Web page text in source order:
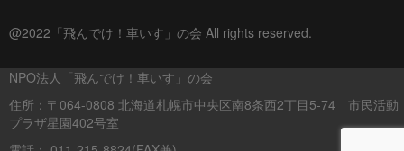
@2022「飛んでけ！車いす」の会 All rights reserved.
NPO法人「飛んでけ！車いす」の会
住所：〒064-0808 北海道札幌市中央区南8条西2丁目5-74 市民活動
プラザ星園402号室